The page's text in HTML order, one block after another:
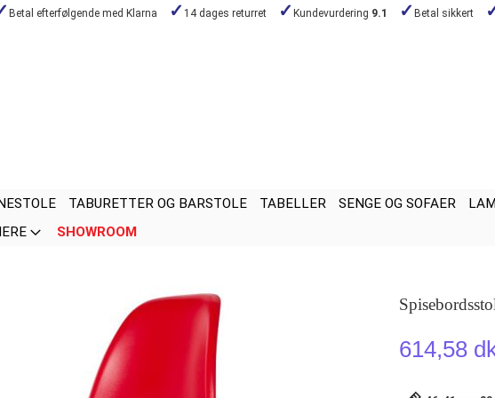
Betal efterfølgende med Klarna 14 dages returret Kundevurdering 9.1 Betal sikkert
TABURETTER OG BARSTOLE TABELLER SENGE OG SOFAER
SHOWROOM
614,58